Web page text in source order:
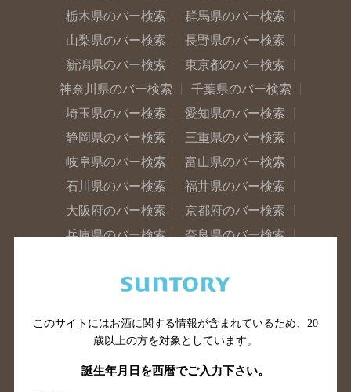
栃木県のバー検索
群馬県のバー検索
山梨県のバー検索
長野県のバー検索
新潟県のバー検索
東京都のバー検索
神奈川県のバー検索
千葉県のバー検索
埼玉県のバー検索
愛知県のバー検索
静岡県のバー検索
三重県のバー検索
岐阜県のバー検索
富山県のバー検索
石川県のバー検索
福井県のバー検索
大阪府のバー検索
京都府のバー検索
兵庫県のバー検索
奈良県のバー検索
広島県のバー検索
岡山県のバー検索
島根県のバー検索
徳島県のバー検索
高知県のバー検索
福岡県のバー検索
このサイトにはお酒に関する情報が含まれているため、 20
歳以上の方を対象としています。
誕生年月日を西暦でご入力下さい。